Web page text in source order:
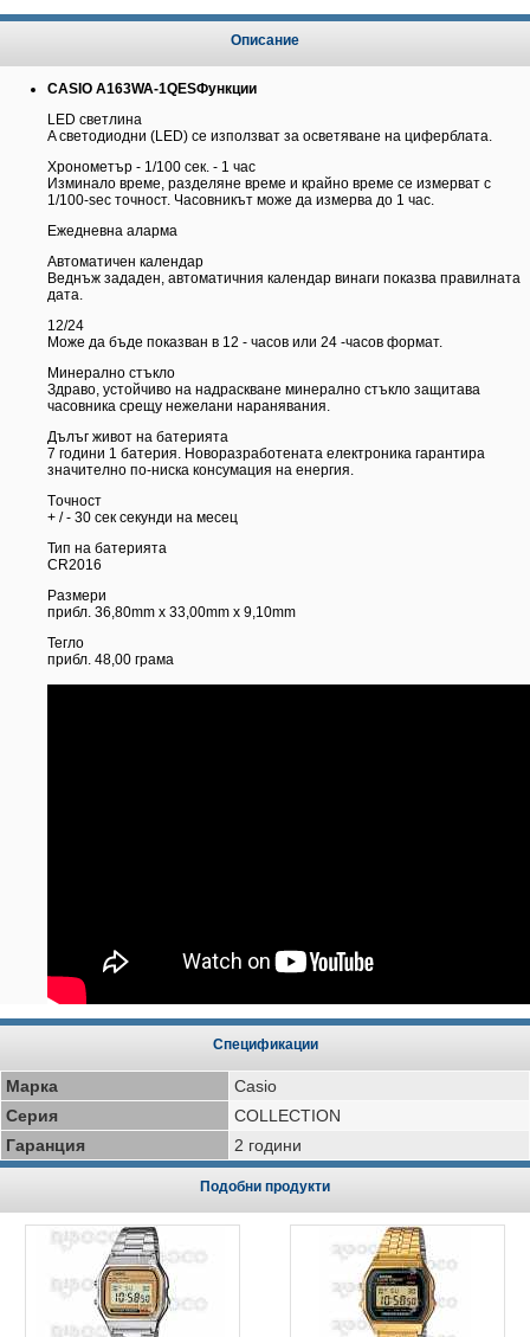
Описание
CASIO A163WA-1QESФункции
LED светлина
A светодиодни (LED) се използват за осветяване на циферблата.
Хронометър - 1/100 сек. - 1 час
Изминало време, разделяне време и крайно време се измерват с
1/100-sec точност. Часовникът може да измерва до 1 час.
Ежедневна аларма
Автоматичен календар
Веднъж зададен, автоматичния календар винаги показва правилната
дата.
12/24
Може да бъде показван в 12 - часов или 24 -часов формат.
Минерално стъкло
Здраво, устойчиво на надраскване минерално стъкло защитава
часовника срещу нежелани наранявания.
Дълъг живот на батерията
7 години 1 батерия. Новоразработената електроника гарантира
значително по-ниска консумация на енергия.
Tочност
+ / - 30 сек секунди на месец
Тип на батерията
CR2016
Размери
прибл. 36,80mm x 33,00mm x 9,10mm
Тегло
прибл. 48,00 грама
Спецификации
Марка
Casio
Серия
COLLECTION
Гаранция
2 години
Подобни продукти